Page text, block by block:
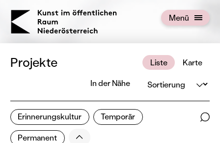
KOERNOE Menü
Menü öffnen
Projekte Liste Karte
4 von 676 Projekten
In der Nähe Sortierung
Erinnerungskultur Temporär
Permanent Weniger
Ergebnisse filtern
Filter zurücksetzen